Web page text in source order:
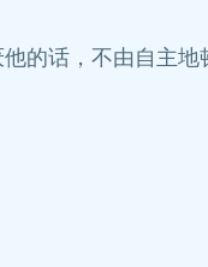
的话，不由自主地